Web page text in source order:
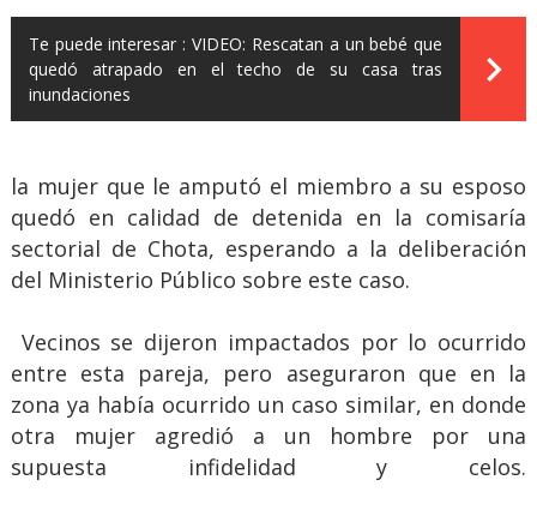
Te puede interesar : VIDEO: Rescatan a un bebé que
quedó atrapado en el techo de su casa tras
inundaciones
la mujer que le amputó el miembro a su esposo
quedó en calidad de detenida en la comisaría
sectorial de Chota, esperando a la deliberación
del Ministerio Público sobre este caso.
Vecinos se dijeron impactados por lo ocurrido
entre esta pareja, pero aseguraron que en la
zona ya había ocurrido un caso similar, en donde
otra mujer agredió a un hombre por una
supuesta infidelidad y celos.